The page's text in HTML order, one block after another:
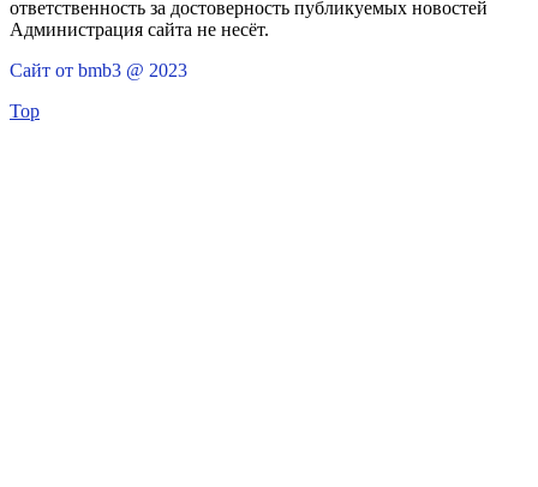
ответственность за достоверность публикуемых новостей
Администрация сайта не несёт.
Сайт от bmb3 @ 2023
Top